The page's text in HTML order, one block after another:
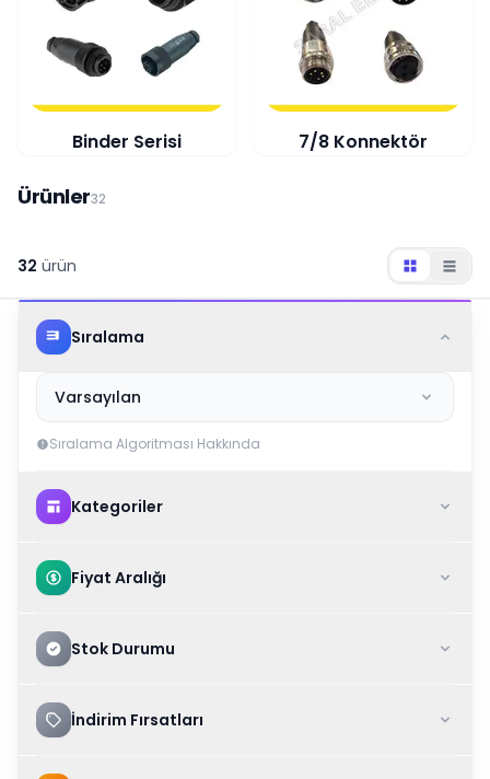
Binder Serisi 7/8 Konnektör
Ürünler32
32 ürün
Sıralama
Varsayılan
Sıralama Algoritması Hakkında
Kategoriler
Fiyat Aralığı
Stok Durumu
İndirim Fırsatları